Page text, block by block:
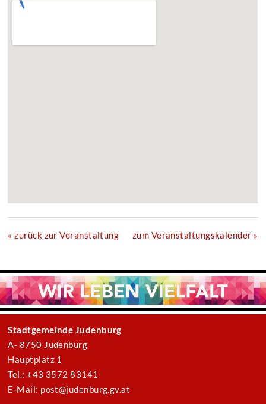
« zurück zur Veranstaltung zum Veranstaltungskalender »
Stadtgemeinde Judenburg
A- 8750 Judenburg
Hauptplatz 1
Tel.: +43 3572 83141
E-Mail: post@judenburg.gv.at